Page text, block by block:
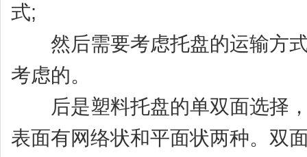
式;
然后需要考虑托盘的运输方式
考虑的。
后是塑料托盘的单双面选择，
表面有网络状和平面状两种。双